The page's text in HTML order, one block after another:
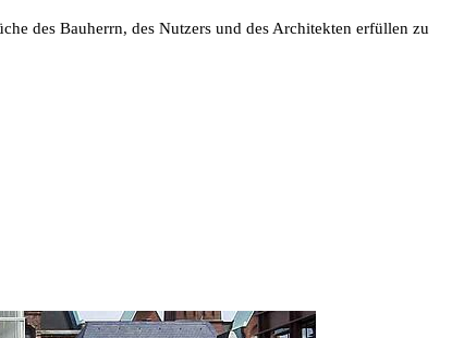
des Bauherrn, des Nutzers und des Architekten erfüllen zu